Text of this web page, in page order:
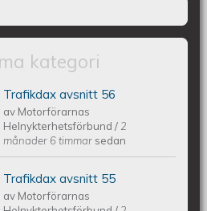
kategori
56
Trafikdax avsnitt 56
av Motorförarnas
Helnykterhetsförbund/ 2
månader 6 timmar sedan
55
Trafikdax avsnitt 55
av Motorförarnas